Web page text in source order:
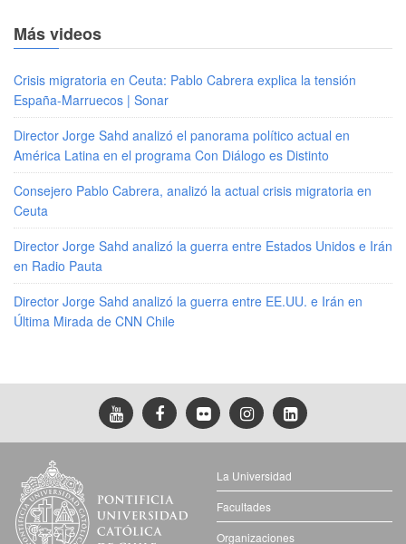
Más videos
Crisis migratoria en Ceuta: Pablo Cabrera explica la tensión
España-Marruecos | Sonar
Director Jorge Sahd analizó el panorama político actual en
América Latina en el programa Con Diálogo es Distinto
Consejero Pablo Cabrera, analizó la actual crisis migratoria en
Ceuta
Director Jorge Sahd analizó la guerra entre Estados Unidos e Irán
en Radio Pauta
Director Jorge Sahd analizó la guerra entre EE.UU. e Irán en
Última Mirada de CNN Chile
La Universidad
Facultades
Organizaciones